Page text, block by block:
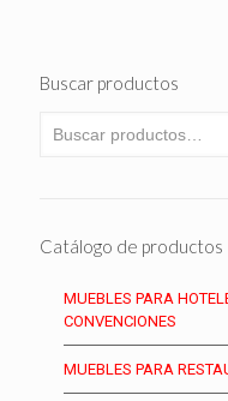
Buscar productos
Catálogo de productos
MUEBLES PARA
CONVENCIONES
MUEBLES PARA